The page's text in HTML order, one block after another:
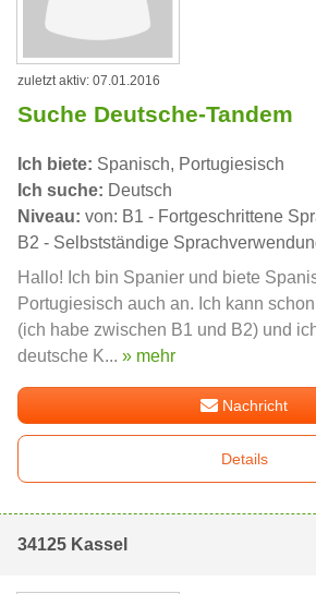
zuletzt aktiv: 07.01.2016
Suche Deutsche-Tandem
Ich biete: Spanisch, Portugiesisch
Ich suche: Deutsch
Niveau: von: B1 - Fortgeschrittene
B2 - Selbstständige
Hallo! Ich bin Spanier und biete
Portugiesisch auch an. Ich kann
(ich habe zwischen B1 und B2) und
deutsche K... » mehr
Nachricht
Details
34125 Kassel